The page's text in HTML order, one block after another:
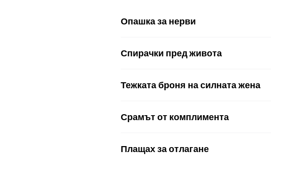
Опашка за нерви
Спирачки пред живота
Тежката броня на силната жена
Срамът от комплимента
Плащах за отлагане